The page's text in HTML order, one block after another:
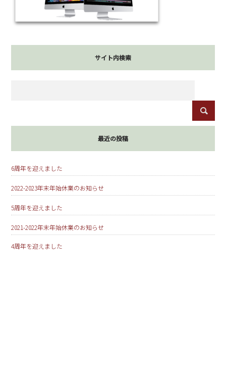
サイト内検索
最近の投稿
6周年を迎えました
2022-2023年末年始休業のお知らせ
5周年を迎えました
2021-2022年末年始休業のお知らせ
4周年を迎えました